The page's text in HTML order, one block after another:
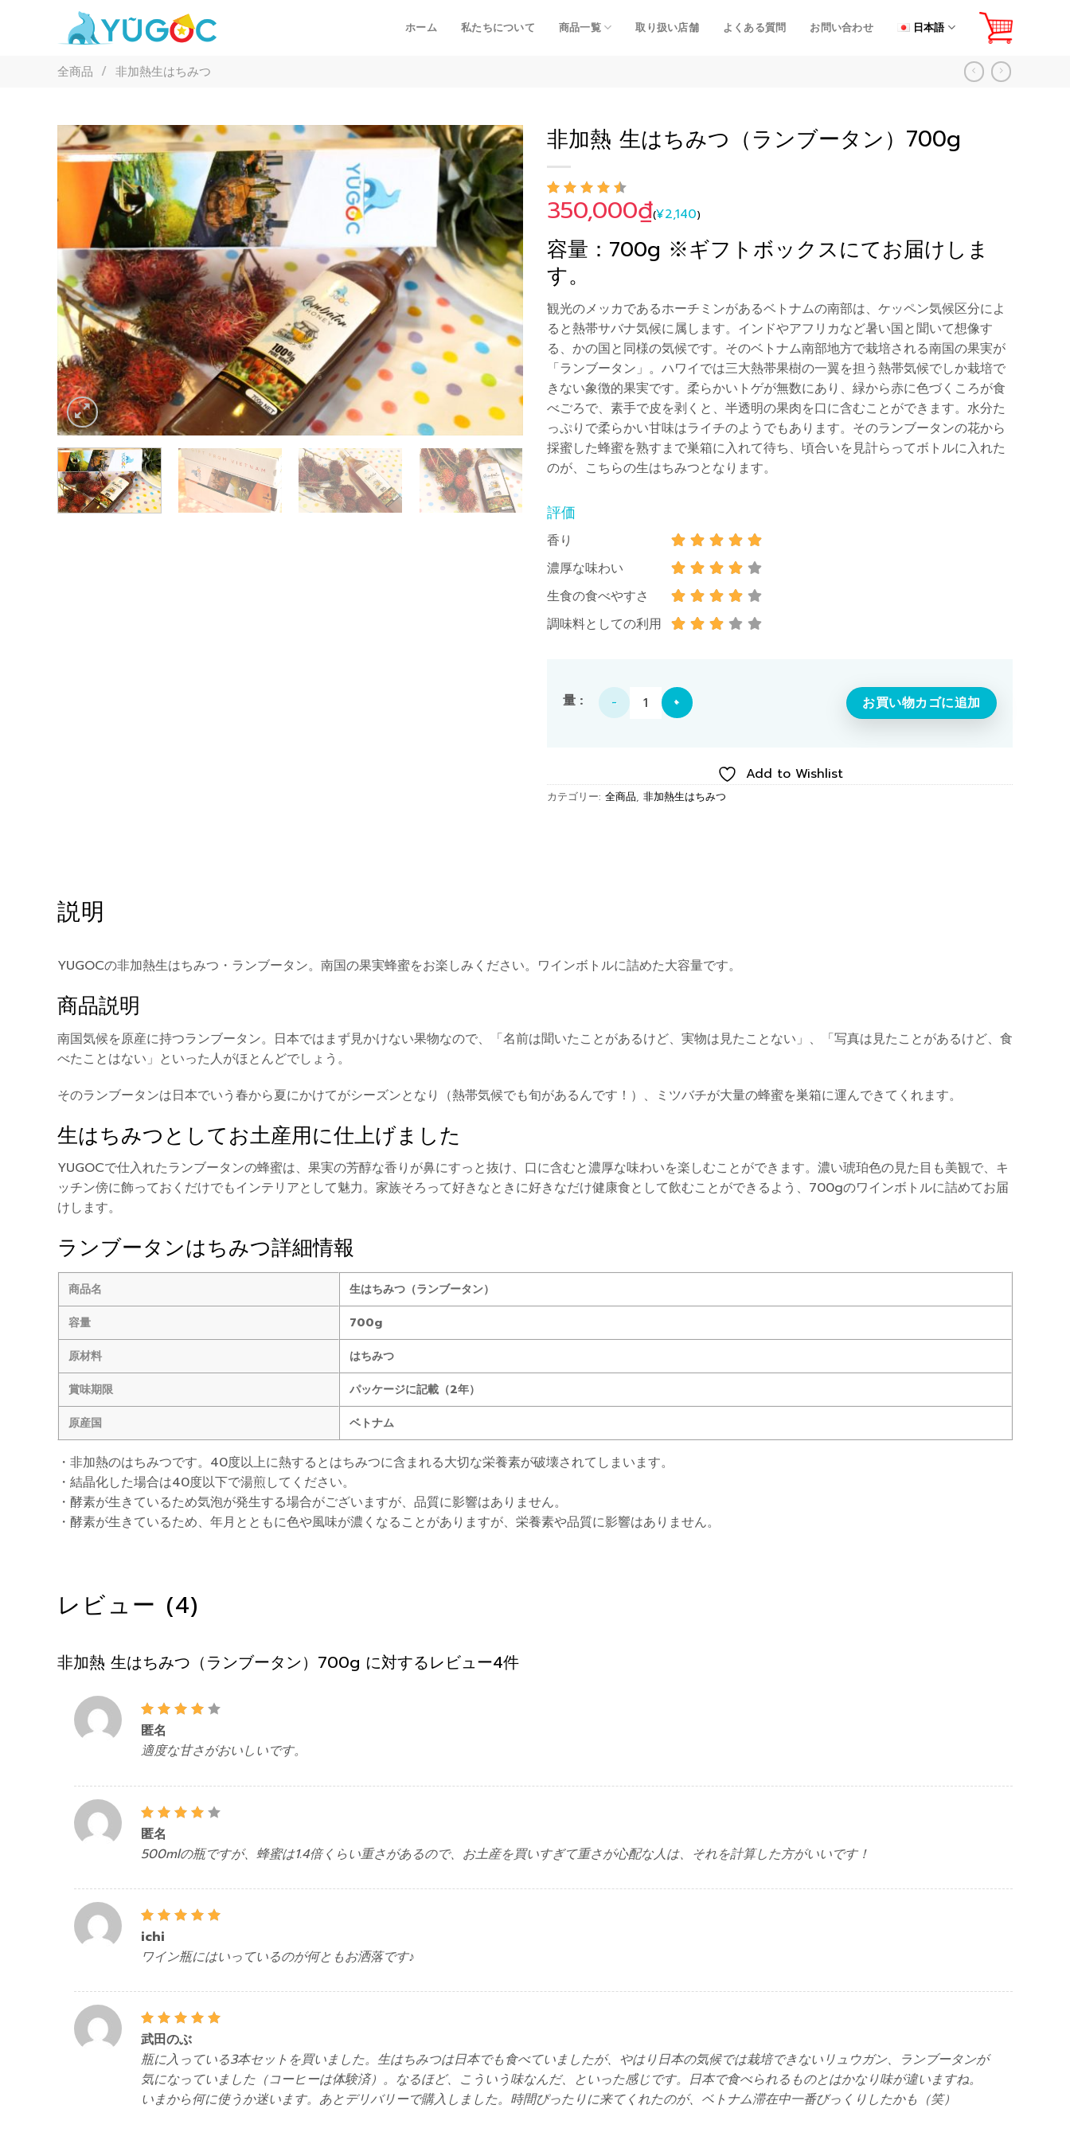
ホーム 私たちについて 商品一覧 取り扱い店舗 よくある質問 お問い合わせ 日本語
全商品 / 非加熱生はちみつ
Add to
Wishlist
非加熱 生はちみつ（ランブータン）700g
4
件の利用者
評価に基づ
のうち、4.50
点
350,000₫(¥2,140)
容量：700g ※ギフトボックスにてお届けしま
す。
観光のメッカであるホーチミンがあるベトナムの南部は、ケッペン気候区分によ
ると熱帯サバナ気候に属します。インドやアフリカなど暑い国と聞いて想像す
る、かの国と同様の気候です。そのベトナム南部地方で栽培される南国の果実が
「ランブータン」。ハワイでは三大熱帯果樹の一翼を担う熱帯気候でしか栽培で
きない象徴的果実です。柔らかいトゲが無数にあり、緑から赤に色づくころが食
べごろで、素手で皮を剥くと、半透明の果肉を口に含むことができます。水分た
っぷりで柔らかい甘味はライチのようでもあります。そのランブータンの花から
採蜜した蜂蜜を熟すまで巣箱に入れて待ち、頃合いを見計らってボトルに入れた
のが、こちらの生はちみつとなります。
評価
香り
濃厚な味わい
生食の食べやすさ
調味料としての利用
非加熱 生はちみつ（ランブータン）700g個 お買い物カゴに追加
Add to Wishlist
カテゴリー: 全商品, 非加熱生はちみつ
説明
YUGOCの非加熱生はちみつ・ランブータン。南国の果実蜂蜜をお楽しみください。ワインボトルに詰めた大容量です。
商品説明
南国気候を原産に持つランブータン。日本ではまず見かけない果物なので、「名前は聞いたことがあるけど、実物は見たことない」、「写真は見たことがあるけど、食
べたことはない」といった人がほとんどでしょう。
そのランブータンは日本でいう春から夏にかけてがシーズンとなり（熱帯気候でも旬があるんです！）、ミツバチが大量の蜂蜜を巣箱に運んできてくれます。
生はちみつとしてお土産用に仕上げました
YUGOCで仕入れたランブータンの蜂蜜は、果実の芳醇な香りが鼻にすっと抜け、口に含むと濃厚な味わいを楽しむことができます。濃い琥珀色の見た目も美観で、キ
ッチン傍に飾っておくだけでもインテリアとして魅力。家族そろって好きなときに好きなだけ健康食として飲むことができるよう、700gのワインボトルに詰めてお届
けします。
ランブータンはちみつ詳細情報
商品名
生はちみつ（ランブータン）
容量
700g
原材料
はちみつ
賞味期限
パッケージに記載（2年）
原産国
ベトナム
・非加熱のはちみつです。40度以上に熱するとはちみつに含まれる大切な栄養素が破壊されてしまいます。
・結晶化した場合は40度以下で湯煎してください。
・酵素が生きているため気泡が発生する場合がございますが、品質に影響はありません。
・酵素が生きているため、年月とともに色や風味が濃くなることがありますが、栄養素や品質に影響はありません。
レビュー (4)
非加熱 生はちみつ（ランブータン）700g に対するレビュー4件
5段階中
評価
匿名
適度な甘さがおいしいです。
5段階中
評価
匿名
500mlの瓶ですが、蜂蜜は1.4倍くらい重さがあるので、お土産を買いすぎて重さが心配な人は、それを計算した方がいいです！
5段階中
ichi
ワイン瓶にはいっているのが何ともお洒落です♪
5段階中5の評
価
武田のぶ
瓶に入っている3本セットを買いました。生はちみつは日本でも食べていましたが、やはり日本の気候では栽培できないリュウガン、ランブータンが
気になっていました（コーヒーは体験済）。なるほど、こういう味なんだ、といった感じです。日本で食べられるものとはかなり味が違いますね。
いまから何に使うか迷います。あとデリバリーで購入しました。時間ぴったりに来てくれたのが、ベトナム滞在中一番びっくりしたかも（笑）